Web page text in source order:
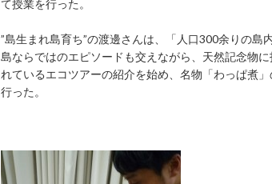
て授業を行った。
”島生まれ島育ち”の渡邊さんは、「人口300余りの島
島ならではのエピソードも交えながら、天然記念物
れているエコツアーの紹介を始め、名物「わっぱ煮
行った。